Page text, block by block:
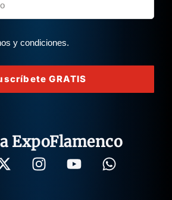
y condiciones.
GRATIS
ExpoFlamenco